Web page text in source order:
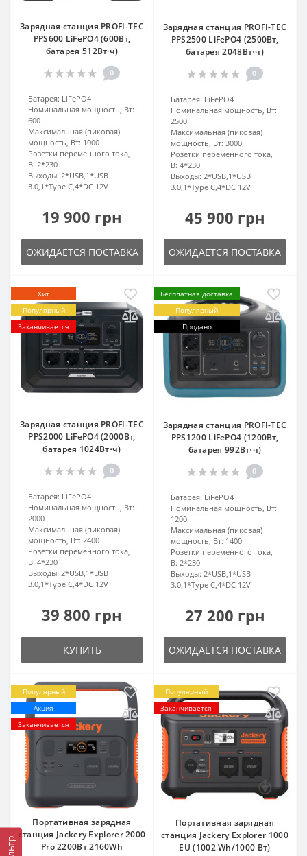
Зарядная станция PROFI-TEC
PPS600 LiFePO4 (600Вт,
батарея 512Вт·ч)
0
Батарея: LiFePO4
Номинальная мощность, Вт:
600
Максимальная (пиковая)
мощность, Вт: 1000
Розетки переменного тока,
В: 2*230
Выходы: 2*USB,1*USB
3.0,1*Type C,4*DC 12V
19 900 грн
ОЖИДАЕТСЯ ПОСТАВКА
Зарядная станция PROFI-TEC
PPS2500 LiFePO4 (2500Вт,
батарея 2048Вт⋅ч)
0
Батарея: LiFePO4
Номинальная мощность, Вт:
2500
Максимальная (пиковая)
мощность, Вт: 3000
Розетки переменного тока,
В: 4*230
Выходы: 2*USB,1*USB
3.0,1*Type C,4*DC 12V
45 900 грн
ОЖИДАЕТСЯ ПОСТАВКА
Хит
Популярный
Заканчивается
Зарядная станция PROFI-TEC
PPS2000 LiFePO4 (2000Вт,
батарея 1024Вт⋅ч)
0
Батарея: LiFePO4
Номинальная мощность, Вт:
2000
Максимальная (пиковая)
мощность, Вт: 2400
Розетки переменного тока,
В: 4*230
Выходы: 2*USB,1*USB
3.0,1*Type C,4*DC 12V
39 800 грн
КУПИТЬ
Бесплатная доставка
Популярный
Продано
Зарядная станция PROFI-TEC
PPS1200 LiFePO4 (1200Вт,
батарея 992Вт⋅ч)
0
Батарея: LiFePO4
Номинальная мощность, Вт:
1200
Максимальная (пиковая)
мощность, Вт: 1400
Розетки переменного тока,
В: 2*230
Выходы: 2*USB,1*USB
3.0,1*Type C,4*DC 12V
27 200 грн
ОЖИДАЕТСЯ ПОСТАВКА
Популярный
Акция
Заканчивается
Портативная зарядная
станция Jackery Explorer 2000
Pro 2200Вт 2160Wh
Популярный
Заканчивается
Портативная зарядная
станция Jackery Explorer 1000
EU (1002 Wh/1000 Вт)